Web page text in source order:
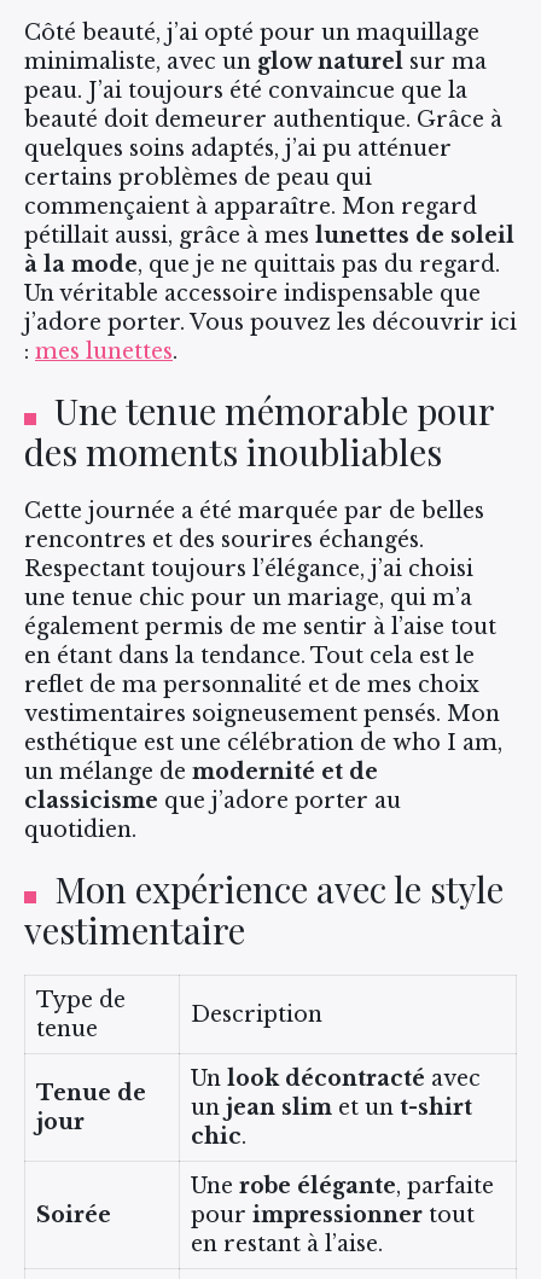
Côté beauté, j’ai opté pour un maquillage
minimaliste, avec un glow naturel sur ma
peau. J’ai toujours été convaincue que la
beauté doit demeurer authentique. Grâce à
quelques soins adaptés, j’ai pu atténuer
certains problèmes de peau qui
commençaient à apparaître. Mon regard
pétillait aussi, grâce à mes lunettes de soleil
à la mode, que je ne quittais pas du regard.
Un véritable accessoire indispensable que
j’adore porter. Vous pouvez les découvrir ici
: mes lunettes.
Une tenue mémorable pour
des moments inoubliables
Cette journée a été marquée par de belles
rencontres et des sourires échangés.
Respectant toujours l’élégance, j’ai choisi
une tenue chic pour un mariage, qui m’a
également permis de me sentir à l’aise tout
en étant dans la tendance. Tout cela est le
reflet de ma personnalité et de mes choix
vestimentaires soigneusement pensés. Mon
esthétique est une célébration de who I am,
un mélange de modernité et de
classicisme que j’adore porter au
quotidien.
Mon expérience avec le style
vestimentaire
Type de
tenue
Description
Tenue de
jour
Un look décontracté avec
un jean slimet un t-shirt
chic.
Soirée
Une robe élégante, parfaite
pour impressionnertout
en restant à l’aise.